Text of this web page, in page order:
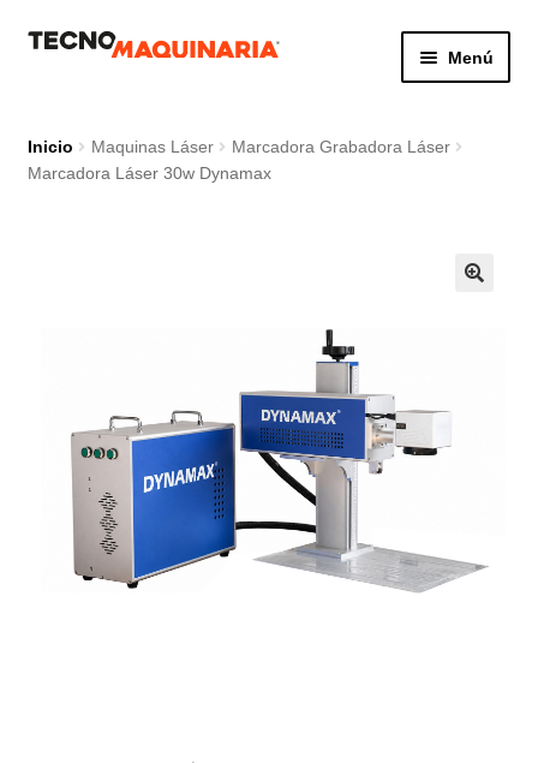
IrIr
Menú
Contacto
Inicio Maquinas Láser
Marcadora Grabadora Láser
Marcadora Láser 30w Dynamax